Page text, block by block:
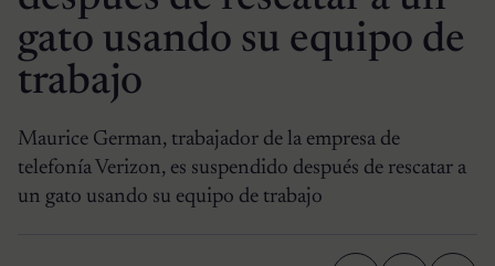
gato usando su equipo de
trabajo
Maurice German, trabajador de la empresa de
telefonía Verizon, es suspendido después de rescatar a
un gato usando su equipo de trabajo